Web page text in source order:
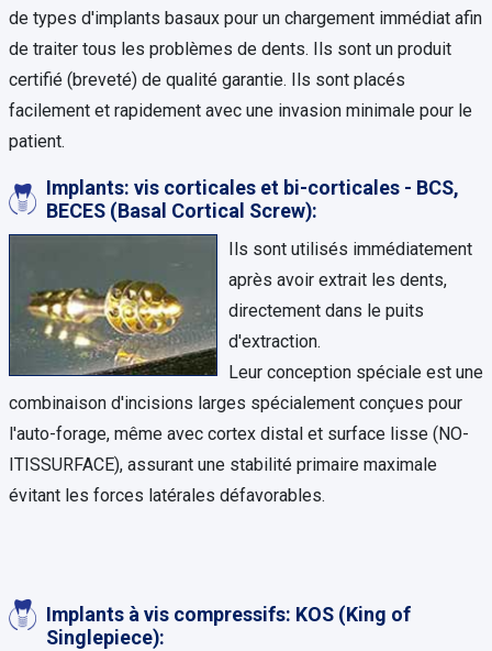
de types d'implants basaux pour un chargement immédiat afin
de traiter tous les problèmes de dents. Ils sont un produit
certifié (breveté) de qualité garantie. Ils sont placés
facilement et rapidement avec une invasion minimale pour le
patient.
Implants: vis corticales et bi-corticales - BCS,
BECES (Basal Cortical Screw):
Ils sont utilisés immédiatement
après avoir extrait les dents,
directement dans le puits
d'extraction.
Leur conception spéciale est une
combinaison d'incisions larges spécialement conçues pour
l'auto-forage, même avec cortex distal et surface lisse (NO-
ITISSURFACE), assurant une stabilité primaire maximale
évitant les forces latérales défavorables.
Implants à vis compressifs: KOS (King of
Singlepiece):